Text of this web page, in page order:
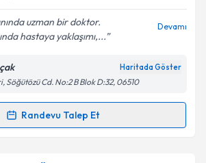
işlenmesine ilişkin
Aydınlatma
ve kişisel verilerimin belirtilen
işlenmesini kabul ediyorum.
uzman bir doktor.
hastaya yaklaşımı,...
Devamı
Haritada Göster
Söğütözü Cd. No:2 B Blok D:32, 06510
Randevu Talep Et
Talebi